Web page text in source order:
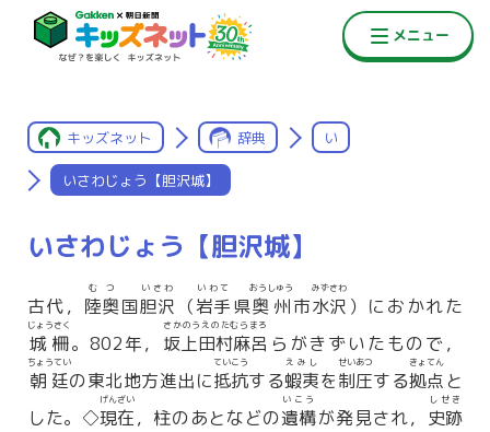
キッズネット 辞典 い
いさわじょう【胆沢城】
いさわじょう【胆沢城】
古代， 陸奥
むつ
国胆沢
いさわ
（岩手
いわて
県奥州
おうしゅう
市水沢
みずさわ
）におかれた
城柵
じょうさく
。802年， 坂上田村麻呂
さかのうえのたむらまろ
らがきずいたもので，
朝廷
ちょうてい
の東北地方進出に抵抗
ていこう
する蝦夷
えみし
を制圧
せいあつ
する拠点
きょてん
と
した。◇現在
げんざい
，柱のあとなどの遺構
いこう
が発見され， 史跡
しせき